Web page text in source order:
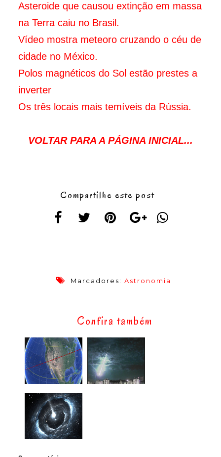
Asteroide que causou extinção em massa
na Terra caiu no Brasil.
Vídeo mostra meteoro cruzando o céu de
cidade no México.
Polos magnéticos do Sol estão prestes a
inverter
Os três locais mais temíveis da Rússia.
VOLTAR PARA A PÁGINA INICIAL...
Compartilhe este post
Marcadores: Astronomia
Confira também